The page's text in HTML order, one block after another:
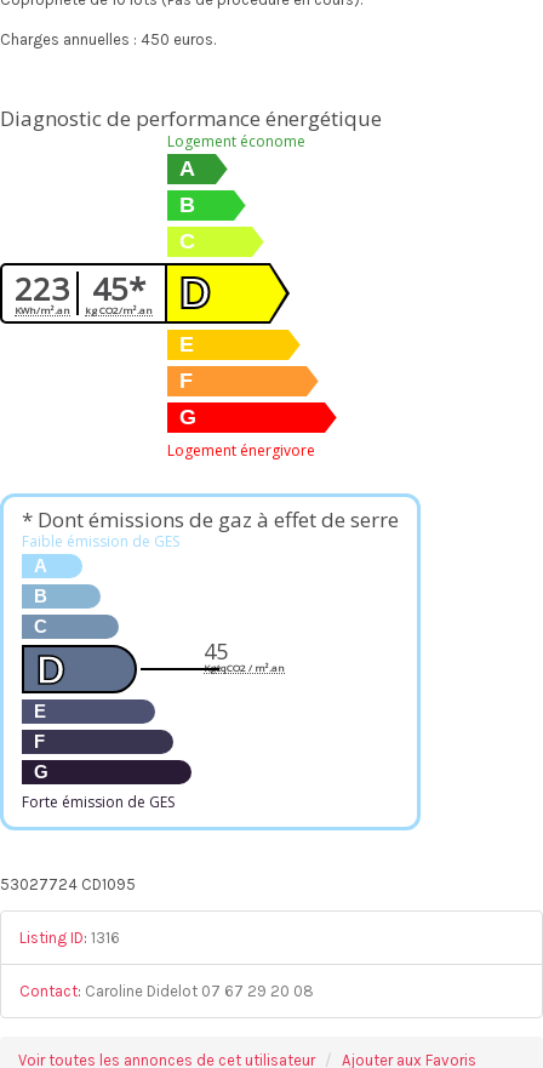
Charges annuelles : 450 euros.
Diagnostic de performance énergétique
223
KWh/m².an 45*
kg CO2/m².an
Logement économe
A
B
C
D
E
F
G
Logement énergivore
* Dont émissions de gaz à effet de serre
Faible émission de GES
A
B
C
D
E
F
G
Forte émission de GES
45
KgéqCO2 / m².an
53027724 CD1095
Listing ID: 1316
Contact: Caroline Didelot 07 67 29 20 08
Voir toutes les annonces de cet utilisateur Ajouter aux Favoris